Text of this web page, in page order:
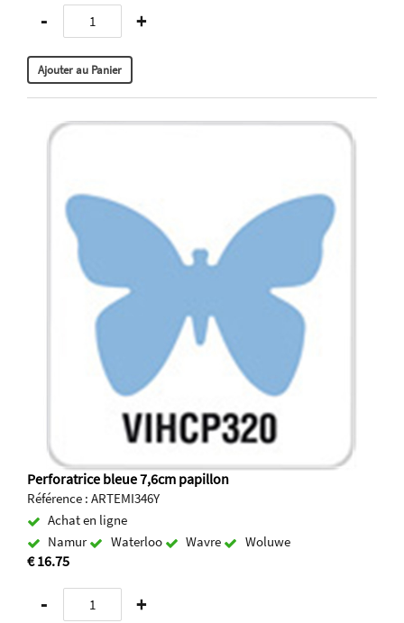
- +
Perforatrice bleue 7,6cm papillon
Référence : ARTEMI346Y
Achat en ligne
Namur
Waterloo Wavre Woluwe
€ 16.75
- +